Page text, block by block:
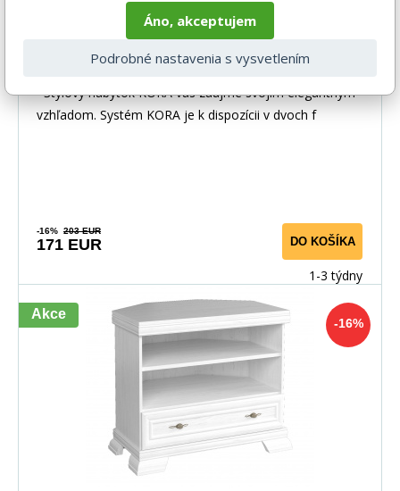
Štýlový nábytok KORA vás zaujme svojím elegantným
vzhľadom. Systém KORA je k dispozícii v dvoch f
-16% 203 EUR
171 EUR DO KOŠÍKA
1-3 týdny
-16%
Akce
Áno, akceptujem
Podrobné nastavenia s vysvetlením